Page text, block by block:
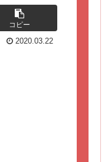
コピー
2020.03.22